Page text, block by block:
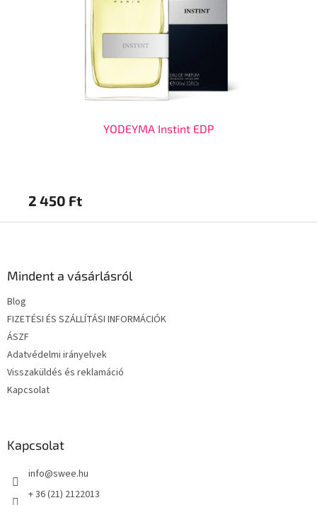
YODEYMA Instint EDP
2 450 Ft
Mindent a vásárlásról
Blog
FIZETÉSI ÉS SZÁLLÍTÁSI INFORMÁCIÓK
ÁSZF
Adatvédelmi irányelvek
Visszaküldés és reklamáció
Kapcsolat
Kapcsolat
info@swee.hu
+ 36 (21) 2122013